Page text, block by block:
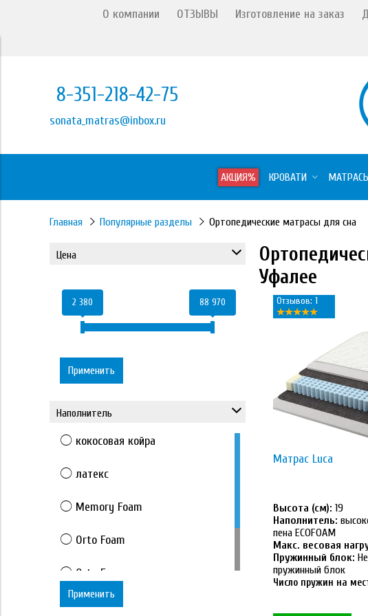
О компании ОТЗЫВЫ Изготовление на заказ
8-351-218-42-75
sonata_matras@inbox.ru
АКЦИЯ% КРОВАТИ
Главная Популярные разделы Ортопедические матрасы для сна
Цена
2 380 88 970
Применить
Наполнитель
кокосовая койра
латекс
Memory Foam
Orto Foam
Orto Foam с массажным
Применить
Уфалее
Отзывов: 1
Матрас Luca
Высота (см): 19
Наполнитель:
пена ECOFOAM
Макс. весовая
Пружинный блок:
пружинный блок
Число пружин на